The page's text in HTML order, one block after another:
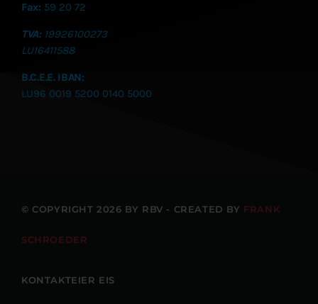
Fax: 59 20 72
TVA: 19926100273
LU16411588
B.C.E.E. IBAN:
LU96 0019 5200 0140 5000
© COPYRIGHT 2026 BY RBV - CREATED BY FRANK
SCHROEDER
KONTAKTEIER EIS